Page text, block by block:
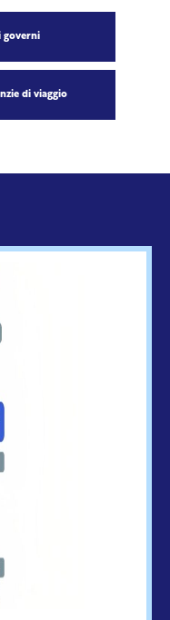
governi
di viaggio